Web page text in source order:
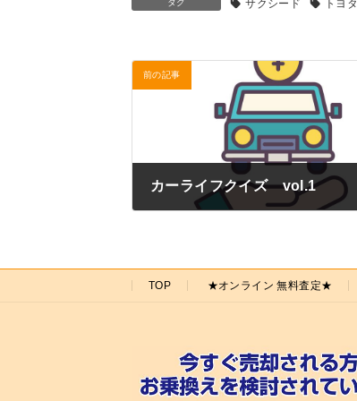
タグ サクシード トヨタ
前の記事
カーライフクイズ vol.1
TOP ★オンライン 無料査定★